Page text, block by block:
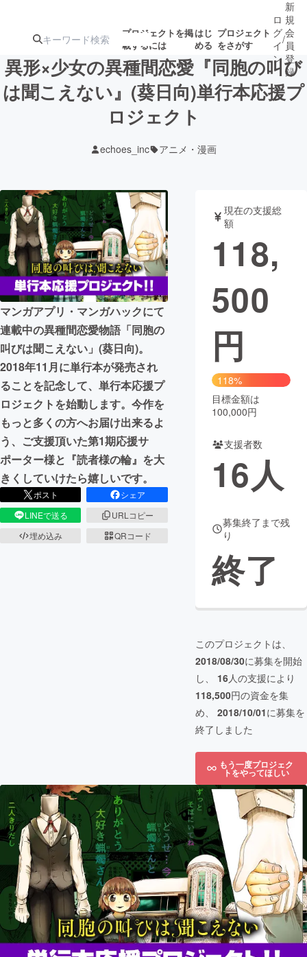
プロジェクトを掲
載するには
はじ
める
プロジェクト
をさがす
注目の新着プロ募集終了が近いプ
テクノロジー・ガジェット
映像・映画 書籍・雑誌
ビジネス・起業 チャレンジ
まちづくり・地域活性化
CAMPFIRE for Social Good
CAMPFIRE Creation
CAMPFIREふるさと納税machi-ya コミュニティ
ロ
グ
イ
ン
/
新
規
会
員
登
録
異形×少女の異種間恋愛『同胞の叫び
は聞こえない』(葵日向)単行本応援プ
ロジェクト
echoes_inc アニメ・漫画
マンガアプリ・マンガハックにて
連載中の異種間恋愛物語「同胞の
叫びは聞こえない」(葵日向)。
2018年11月に単行本が発売され
ることを記念して、単行本応援プ
ロジェクトを始動します。今作を
もっと多くの方へお届け出来るよ
う、ご支援頂いた第1期応援サ
ポーター様と『読者様の輪』を大
きくしていけたら嬉しいです。
ポスト
シェア
LINEで送る
URLコピー
埋め込み
QRコード
現在の支援総
額
118,
500
円
118%
目標金額は
100,000円
支援者数
16人
募集終了まで残
り
終了
このプロジェクトは、
2018/08/30に募集を開始
し、 16人の支援により
118,500円の資金を集
め、 2018/10/01に募集を
終了しました
もう一度プロジェク
トをやってほしい